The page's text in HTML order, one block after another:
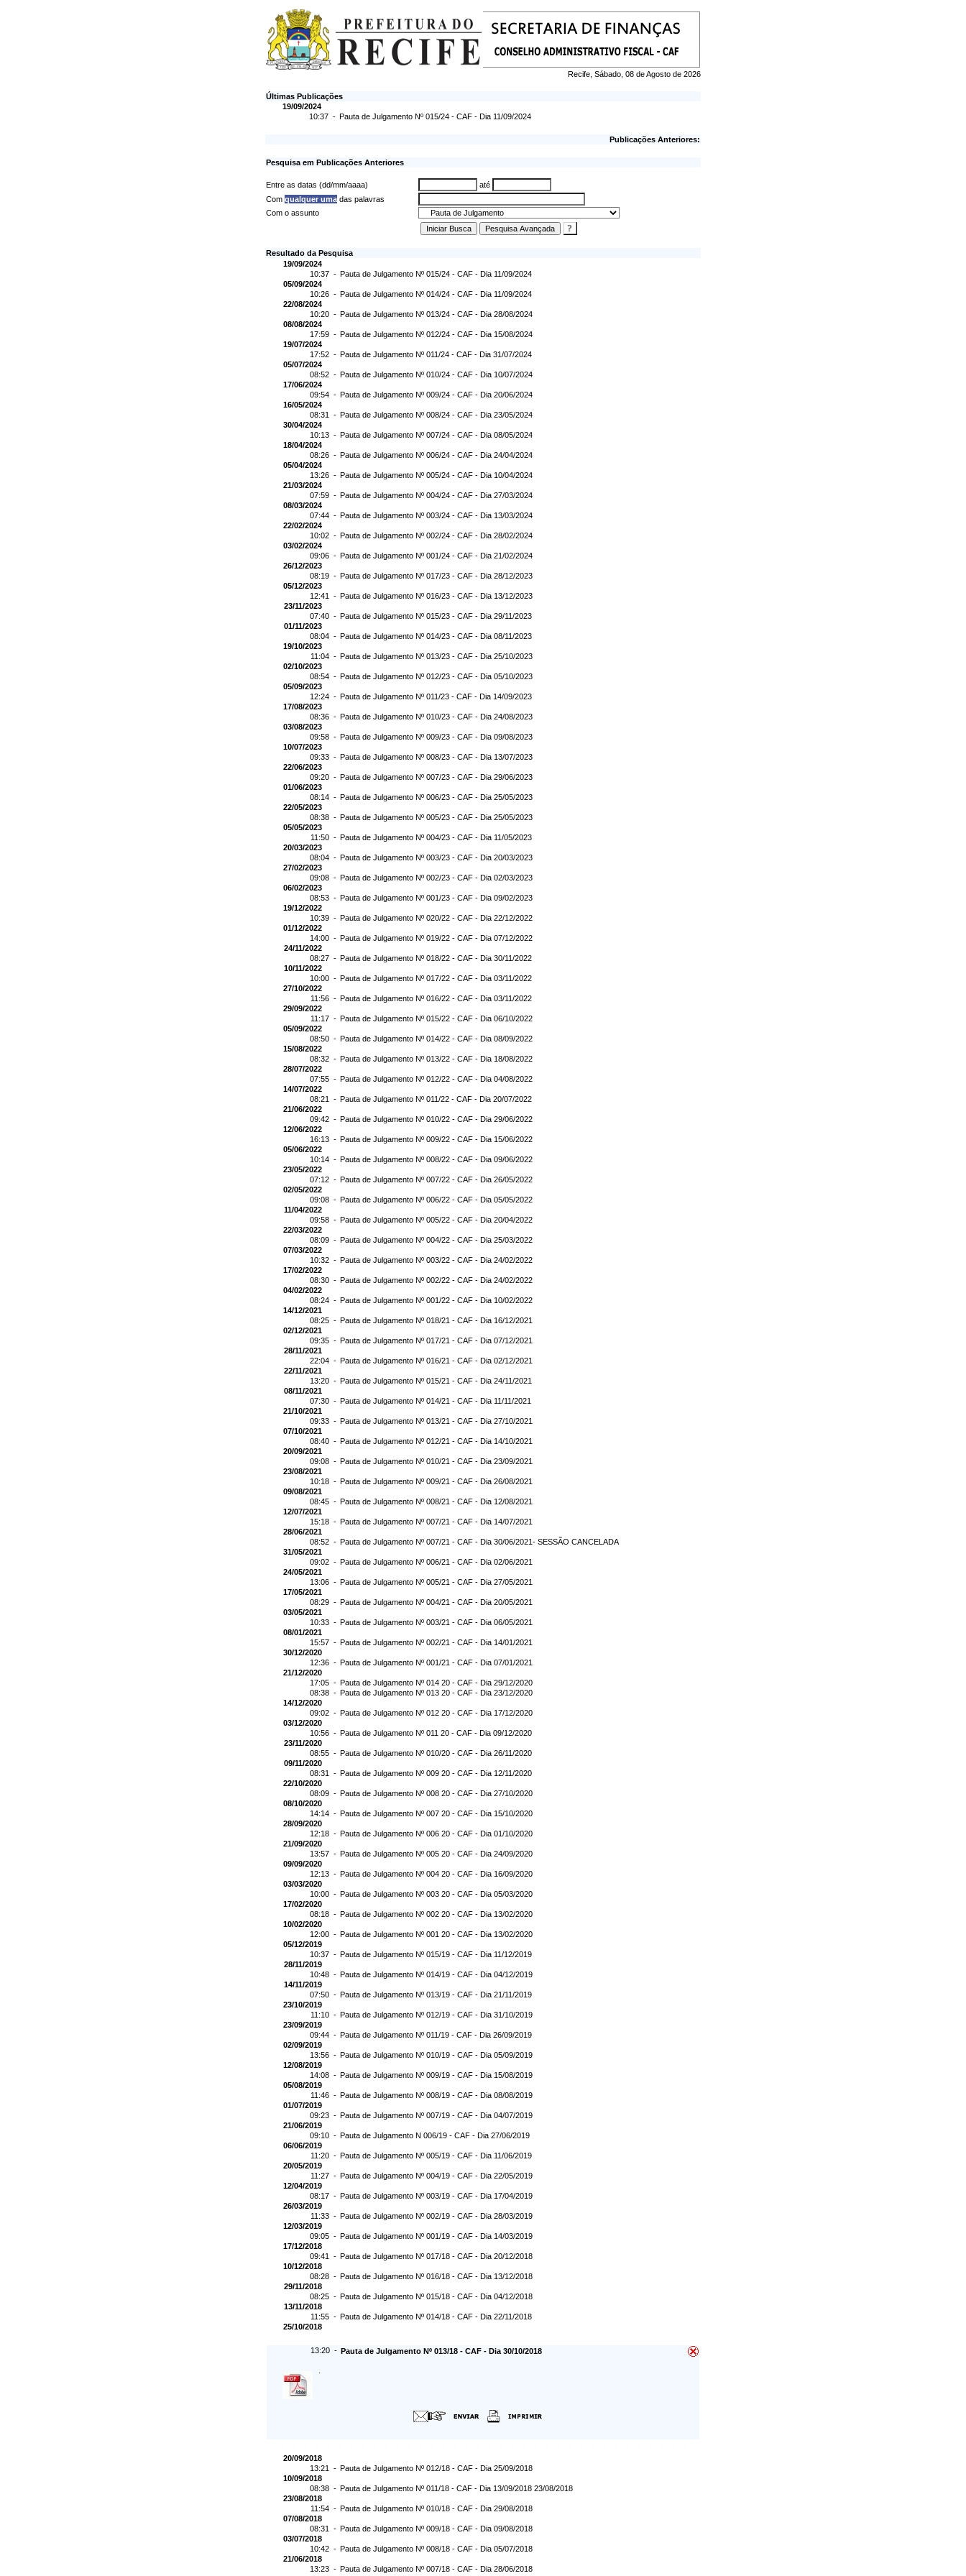
Recife, Sábado, 08 de Agosto de 2026
Últimas Publicações
19/09/2024
10:37 - Pauta de Julgamento Nº 015/24 - CAF - Dia 11/09/2024
Publicações Anteriores:
Pesquisa em Publicações Anteriores
Entre as datas (dd/mm/aaaa)
até
Com qualquer uma das palavras
Com o assunto
Resultado da Pesquisa
19/09/2024
10:37 - Pauta de Julgamento Nº 015/24 - CAF - Dia 11/09/2024
05/09/2024
10:26 - Pauta de Julgamento Nº 014/24 - CAF - Dia 11/09/2024
22/08/2024
10:20 - Pauta de Julgamento Nº 013/24 - CAF - Dia 28/08/2024
08/08/2024
17:59 - Pauta de Julgamento Nº 012/24 - CAF - Dia 15/08/2024
19/07/2024
17:52 - Pauta de Julgamento Nº 011/24 - CAF - Dia 31/07/2024
05/07/2024
08:52 - Pauta de Julgamento Nº 010/24 - CAF - Dia 10/07/2024
17/06/2024
09:54 - Pauta de Julgamento Nº 009/24 - CAF - Dia 20/06/2024
16/05/2024
08:31 - Pauta de Julgamento Nº 008/24 - CAF - Dia 23/05/2024
30/04/2024
10:13 - Pauta de Julgamento Nº 007/24 - CAF - Dia 08/05/2024
18/04/2024
08:26 - Pauta de Julgamento Nº 006/24 - CAF - Dia 24/04/2024
05/04/2024
13:26 - Pauta de Julgamento Nº 005/24 - CAF - Dia 10/04/2024
21/03/2024
07:59 - Pauta de Julgamento Nº 004/24 - CAF - Dia 27/03/2024
08/03/2024
07:44 - Pauta de Julgamento Nº 003/24 - CAF - Dia 13/03/2024
22/02/2024
10:02 - Pauta de Julgamento Nº 002/24 - CAF - Dia 28/02/2024
03/02/2024
09:06 - Pauta de Julgamento Nº 001/24 - CAF - Dia 21/02/2024
26/12/2023
08:19 - Pauta de Julgamento Nº 017/23 - CAF - Dia 28/12/2023
05/12/2023
12:41 - Pauta de Julgamento Nº 016/23 - CAF - Dia 13/12/2023
23/11/2023
07:40 - Pauta de Julgamento Nº 015/23 - CAF - Dia 29/11/2023
01/11/2023
08:04 - Pauta de Julgamento Nº 014/23 - CAF - Dia 08/11/2023
19/10/2023
11:04 - Pauta de Julgamento Nº 013/23 - CAF - Dia 25/10/2023
02/10/2023
08:54 - Pauta de Julgamento Nº 012/23 - CAF - Dia 05/10/2023
05/09/2023
12:24 - Pauta de Julgamento Nº 011/23 - CAF - Dia 14/09/2023
17/08/2023
08:36 - Pauta de Julgamento Nº 010/23 - CAF - Dia 24/08/2023
03/08/2023
09:58 - Pauta de Julgamento Nº 009/23 - CAF - Dia 09/08/2023
10/07/2023
09:33 - Pauta de Julgamento Nº 008/23 - CAF - Dia 13/07/2023
22/06/2023
09:20 - Pauta de Julgamento Nº 007/23 - CAF - Dia 29/06/2023
01/06/2023
08:14 - Pauta de Julgamento Nº 006/23 - CAF - Dia 25/05/2023
22/05/2023
08:38 - Pauta de Julgamento Nº 005/23 - CAF - Dia 25/05/2023
05/05/2023
11:50 - Pauta de Julgamento Nº 004/23 - CAF - Dia 11/05/2023
20/03/2023
08:04 - Pauta de Julgamento Nº 003/23 - CAF - Dia 20/03/2023
27/02/2023
09:08 - Pauta de Julgamento Nº 002/23 - CAF - Dia 02/03/2023
06/02/2023
08:53 - Pauta de Julgamento Nº 001/23 - CAF - Dia 09/02/2023
19/12/2022
10:39 - Pauta de Julgamento Nº 020/22 - CAF - Dia 22/12/2022
01/12/2022
14:00 - Pauta de Julgamento Nº 019/22 - CAF - Dia 07/12/2022
24/11/2022
08:27 - Pauta de Julgamento Nº 018/22 - CAF - Dia 30/11/2022
10/11/2022
10:00 - Pauta de Julgamento Nº 017/22 - CAF - Dia 03/11/2022
27/10/2022
11:56 - Pauta de Julgamento Nº 016/22 - CAF - Dia 03/11/2022
29/09/2022
11:17 - Pauta de Julgamento Nº 015/22 - CAF - Dia 06/10/2022
05/09/2022
08:50 - Pauta de Julgamento Nº 014/22 - CAF - Dia 08/09/2022
15/08/2022
08:32 - Pauta de Julgamento Nº 013/22 - CAF - Dia 18/08/2022
28/07/2022
07:55 - Pauta de Julgamento Nº 012/22 - CAF - Dia 04/08/2022
14/07/2022
08:21 - Pauta de Julgamento Nº 011/22 - CAF - Dia 20/07/2022
21/06/2022
09:42 - Pauta de Julgamento Nº 010/22 - CAF - Dia 29/06/2022
12/06/2022
16:13 - Pauta de Julgamento Nº 009/22 - CAF - Dia 15/06/2022
05/06/2022
10:14 - Pauta de Julgamento Nº 008/22 - CAF - Dia 09/06/2022
23/05/2022
07:12 - Pauta de Julgamento Nº 007/22 - CAF - Dia 26/05/2022
02/05/2022
09:08 - Pauta de Julgamento Nº 006/22 - CAF - Dia 05/05/2022
11/04/2022
09:58 - Pauta de Julgamento Nº 005/22 - CAF - Dia 20/04/2022
22/03/2022
08:09 - Pauta de Julgamento Nº 004/22 - CAF - Dia 25/03/2022
07/03/2022
10:32 - Pauta de Julgamento Nº 003/22 - CAF - Dia 24/02/2022
17/02/2022
08:30 - Pauta de Julgamento Nº 002/22 - CAF - Dia 24/02/2022
04/02/2022
08:24 - Pauta de Julgamento Nº 001/22 - CAF - Dia 10/02/2022
14/12/2021
08:25 - Pauta de Julgamento Nº 018/21 - CAF - Dia 16/12/2021
02/12/2021
09:35 - Pauta de Julgamento Nº 017/21 - CAF - Dia 07/12/2021
28/11/2021
22:04 - Pauta de Julgamento Nº 016/21 - CAF - Dia 02/12/2021
22/11/2021
13:20 - Pauta de Julgamento Nº 015/21 - CAF - Dia 24/11/2021
08/11/2021
07:30 - Pauta de Julgamento Nº 014/21 - CAF - Dia 11/11/2021
21/10/2021
09:33 - Pauta de Julgamento Nº 013/21 - CAF - Dia 27/10/2021
07/10/2021
08:40 - Pauta de Julgamento Nº 012/21 - CAF - Dia 14/10/2021
20/09/2021
09:08 - Pauta de Julgamento Nº 010/21 - CAF - Dia 23/09/2021
23/08/2021
10:18 - Pauta de Julgamento Nº 009/21 - CAF - Dia 26/08/2021
09/08/2021
08:45 - Pauta de Julgamento Nº 008/21 - CAF - Dia 12/08/2021
12/07/2021
15:18 - Pauta de Julgamento Nº 007/21 - CAF - Dia 14/07/2021
28/06/2021
08:52 - Pauta de Julgamento Nº 007/21 - CAF - Dia 30/06/2021- SESSÃO CANCELADA
31/05/2021
09:02 - Pauta de Julgamento Nº 006/21 - CAF - Dia 02/06/2021
24/05/2021
13:06 - Pauta de Julgamento Nº 005/21 - CAF - Dia 27/05/2021
17/05/2021
08:29 - Pauta de Julgamento Nº 004/21 - CAF - Dia 20/05/2021
03/05/2021
10:33 - Pauta de Julgamento Nº 003/21 - CAF - Dia 06/05/2021
08/01/2021
15:57 - Pauta de Julgamento Nº 002/21 - CAF - Dia 14/01/2021
30/12/2020
12:36 - Pauta de Julgamento Nº 001/21 - CAF - Dia 07/01/2021
21/12/2020
17:05 - Pauta de Julgamento Nº 014 20 - CAF - Dia 29/12/2020
08:38 - Pauta de Julgamento Nº 013 20 - CAF - Dia 23/12/2020
14/12/2020
09:02 - Pauta de Julgamento Nº 012 20 - CAF - Dia 17/12/2020
03/12/2020
10:56 - Pauta de Julgamento Nº 011 20 - CAF - Dia 09/12/2020
23/11/2020
08:55 - Pauta de Julgamento Nº 010/20 - CAF - Dia 26/11/2020
09/11/2020
08:31 - Pauta de Julgamento Nº 009 20 - CAF - Dia 12/11/2020
22/10/2020
08:09 - Pauta de Julgamento Nº 008 20 - CAF - Dia 27/10/2020
08/10/2020
14:14 - Pauta de Julgamento Nº 007 20 - CAF - Dia 15/10/2020
28/09/2020
12:18 - Pauta de Julgamento Nº 006 20 - CAF - Dia 01/10/2020
21/09/2020
13:57 - Pauta de Julgamento Nº 005 20 - CAF - Dia 24/09/2020
09/09/2020
12:13 - Pauta de Julgamento Nº 004 20 - CAF - Dia 16/09/2020
03/03/2020
10:00 - Pauta de Julgamento Nº 003 20 - CAF - Dia 05/03/2020
17/02/2020
08:18 - Pauta de Julgamento Nº 002 20 - CAF - Dia 13/02/2020
10/02/2020
12:00 - Pauta de Julgamento Nº 001 20 - CAF - Dia 13/02/2020
05/12/2019
10:37 - Pauta de Julgamento Nº 015/19 - CAF - Dia 11/12/2019
28/11/2019
10:48 - Pauta de Julgamento Nº 014/19 - CAF - Dia 04/12/2019
14/11/2019
07:50 - Pauta de Julgamento Nº 013/19 - CAF - Dia 21/11/2019
23/10/2019
11:10 - Pauta de Julgamento Nº 012/19 - CAF - Dia 31/10/2019
23/09/2019
09:44 - Pauta de Julgamento Nº 011/19 - CAF - Dia 26/09/2019
02/09/2019
13:56 - Pauta de Julgamento Nº 010/19 - CAF - Dia 05/09/2019
12/08/2019
14:08 - Pauta de Julgamento Nº 009/19 - CAF - Dia 15/08/2019
05/08/2019
11:46 - Pauta de Julgamento Nº 008/19 - CAF - Dia 08/08/2019
01/07/2019
09:23 - Pauta de Julgamento Nº 007/19 - CAF - Dia 04/07/2019
21/06/2019
09:10 - Pauta de Julgamento N 006/19 - CAF - Dia 27/06/2019
06/06/2019
11:20 - Pauta de Julgamento Nº 005/19 - CAF - Dia 11/06/2019
20/05/2019
11:27 - Pauta de Julgamento Nº 004/19 - CAF - Dia 22/05/2019
12/04/2019
08:17 - Pauta de Julgamento Nº 003/19 - CAF - Dia 17/04/2019
26/03/2019
11:33 - Pauta de Julgamento Nº 002/19 - CAF - Dia 28/03/2019
12/03/2019
09:05 - Pauta de Julgamento Nº 001/19 - CAF - Dia 14/03/2019
17/12/2018
09:41 - Pauta de Julgamento Nº 017/18 - CAF - Dia 20/12/2018
10/12/2018
08:28 - Pauta de Julgamento Nº 016/18 - CAF - Dia 13/12/2018
29/11/2018
08:25 - Pauta de Julgamento Nº 015/18 - CAF - Dia 04/12/2018
13/11/2018
11:55 - Pauta de Julgamento Nº 014/18 - CAF - Dia 22/11/2018
25/10/2018
13:20 - Pauta de Julgamento Nº 013/18 - CAF - Dia 30/10/2018
20/09/2018
13:21 - Pauta de Julgamento Nº 012/18 - CAF - Dia 25/09/2018
10/09/2018
08:38 - Pauta de Julgamento Nº 011/18 - CAF - Dia 13/09/2018 23/08/2018
23/08/2018
11:54 - Pauta de Julgamento Nº 010/18 - CAF - Dia 29/08/2018
07/08/2018
08:31 - Pauta de Julgamento Nº 009/18 - CAF - Dia 09/08/2018
03/07/2018
10:42 - Pauta de Julgamento Nº 008/18 - CAF - Dia 05/07/2018
21/06/2018
13:23 - Pauta de Julgamento Nº 007/18 - CAF - Dia 28/06/2018